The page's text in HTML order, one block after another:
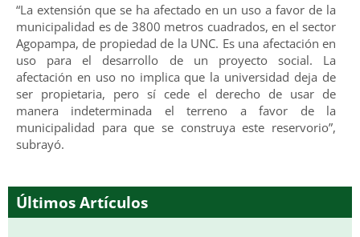
“La extensión que se ha afectado en un uso a favor de la
municipalidad es de 3800 metros cuadrados, en el sector
Agopampa, de propiedad de la UNC. Es una afectación en
uso para el desarrollo de un proyecto social. La
afectación en uso no implica que la universidad deja de
ser propietaria, pero sí cede el derecho de usar de
manera indeterminada el terreno a favor de la
municipalidad para que se construya este reservorio”,
subrayó.
Últimos Artículos